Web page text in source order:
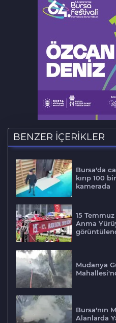
BENZER İÇERİKLER
Bursa'da
kırıp 100
kamerada
15
Anma
Mudanya
Bursa'nın
Alanlarda